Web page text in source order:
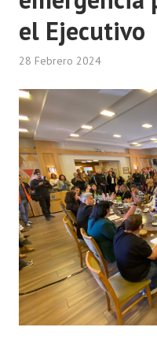
el Ejecutivo
28 Febrero 2024